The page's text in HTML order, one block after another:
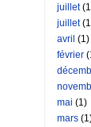
juillet
juillet
avril (1)
février
mai (1)
mars